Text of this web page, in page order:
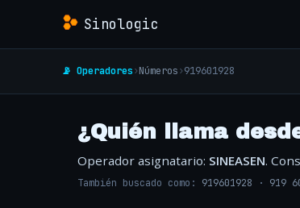
Sinologic
📡 Operadores›Números›919601928
¿Quién llama
Operador asignatario: SINEASEN.
También buscado como: 919601928 · 919